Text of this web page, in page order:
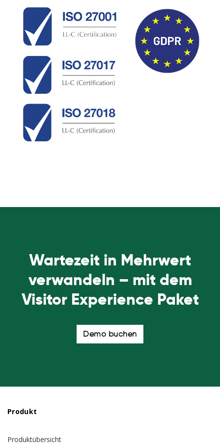
Wartezeit in Mehrwert
verwandeln – mit dem
Visitor Experience Paket
Demo buchen
Produkt
Produktübersicht